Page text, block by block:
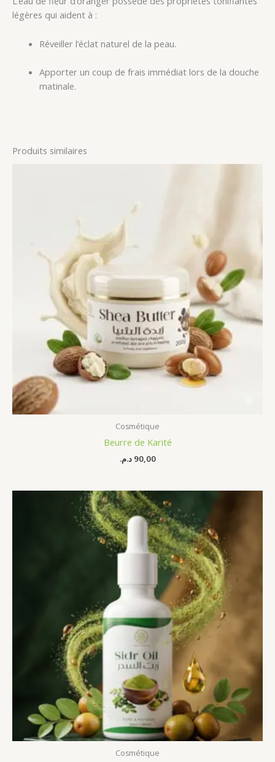
légères qui aident à :
Réveiller l’éclat naturel de la peau.
Apporter un coup de frais immédiat lors de la douche
matinale.
Produits similaires
Cosmétique
Beurre de Karité
90,00 د.م.
Cosmétique